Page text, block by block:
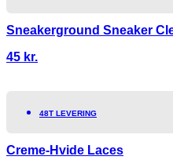
Sneakerground Sneaker
45 kr.
48T LEVERING
Creme-Hvide Laces